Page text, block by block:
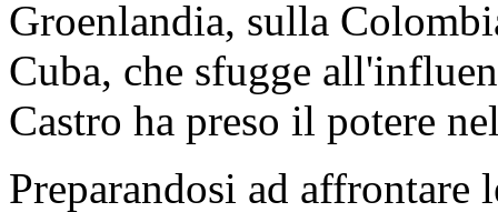
Groenlandia, sulla
Cuba, che sfugge
Castro ha preso il potere
Preparandosi ad